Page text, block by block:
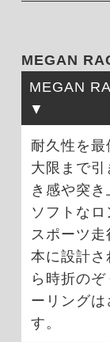
MEGAN
MEGAN
耐久性を
大限まで
き感や突
ソフトな
スポーツ
本に設計
ら時折の
ーリングは
す。